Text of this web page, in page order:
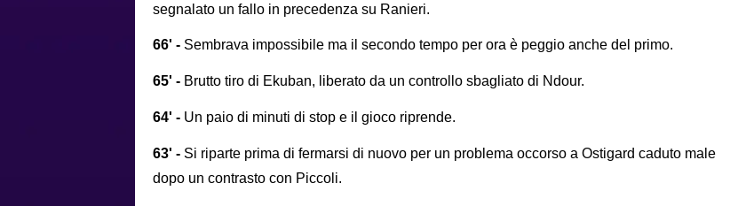
segnalato un fallo in precedenza su Ranieri.
66' - Sembrava impossibile ma il secondo tempo per ora è peggio anche del primo.
65' - Brutto tiro di Ekuban, liberato da un controllo sbagliato di Ndour.
64' - Un paio di minuti di stop e il gioco riprende.
63' - Si riparte prima di fermarsi di nuovo per un problema occorso a Ostigard caduto male
dopo un contrasto con Piccoli.